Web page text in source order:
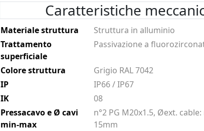
Caratteristiche
Materiale struttura
Struttura in alluminio
Trattamento
superficiale
Passivazione a
Colore struttura
Grigio RAL 7042
IP
IP66 / IP67
IK
08
Pressacavo e Ø cavi
min-max
n°2 PG M20x1.5, Øext.
15mm